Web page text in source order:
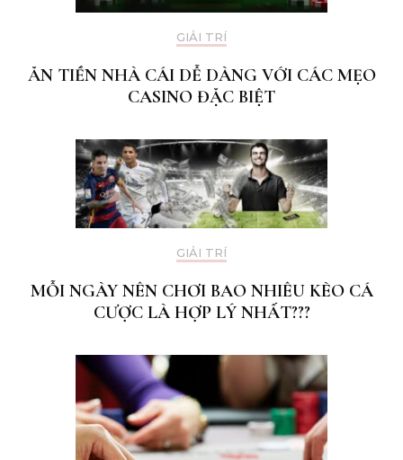
GIẢI TRÍ
ĂN TIỀN NHÀ CÁI DỄ DÀNG VỚI CÁC MẸO
CASINO ĐẶC BIỆT
GIẢI TRÍ
MỖI NGÀY NÊN CHƠI BAO NHIÊU KÈO CÁ
CƯỢC LÀ HỢP LÝ NHẤT???